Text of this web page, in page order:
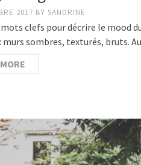
2017 BY SANDRINE
clefs pour décrire le mood
murs sombres, texturés, bruts.